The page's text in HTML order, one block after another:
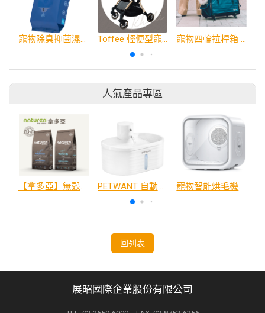
寵物除臭抑菌濕紙巾／30抽【加購４包100】 Toffee 輕便型寵物推車 - 卡其棕 Khaki 寵物四輪拉桿箱 蘇格蘭紋(L)
人氣產品專區
【拿多亞】無穀低敏 犬糧 PETWANT 自動感應無線寵物飲水機 W4-L 寵物智能烘毛機75L
回列表
展昭國際企業股份有限公司